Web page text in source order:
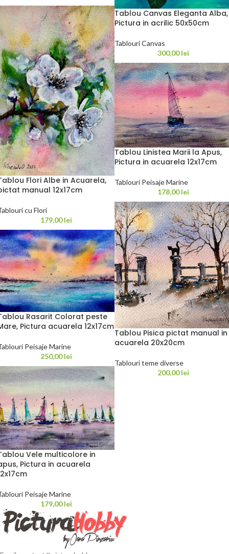
Tablou Canvas Eleganta Alba,
Pictura in acrilic 50x50cm
Tablouri Canvas
300,00lei
Flori Albe in Acuarela,
manual 12x17cm
cu Flori
179,00lei
Tablou Linistea Marii la Apus,
Pictura in acuarela 12x17cm
Tablouri Peisaje Marine
178,00lei
Tablou Pisica pictat manual in
acuarela 20x20cm
Tablouri teme diverse
200,00lei
Rasarit Colorat peste
Pictura acuarela 12x17cm
Peisaje Marine
250,00lei
Vele multicolore in
Pictura in acuarela
Peisaje Marine
179,00lei